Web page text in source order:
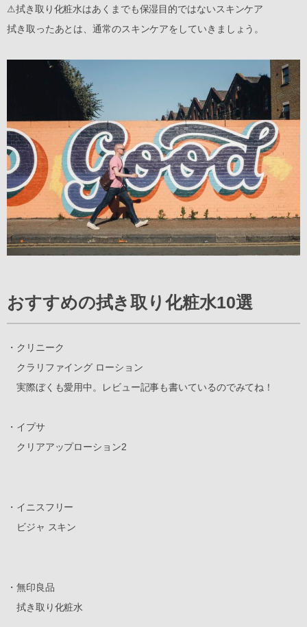
⚠︎拭き取り化粧水はあくまでも保湿目的ではないスキンケア
拭き取ったあとは、通常のスキンケアをしていきましょう。
おすすめの拭き取り化粧水10選
・クリニーク
クラリファイング ローション
実際ぼくも愛用中。レビュー記事も書いているのでみてね！
・イプサ
クリアアップローション2
・イニスフリー
ビジャ スキン
・無印良品
拭き取り化粧水